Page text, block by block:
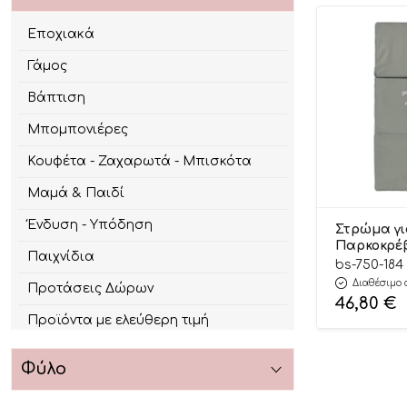
Εποχιακά
Γάμος
Βάπτιση
Μπομπονιέρες
Κουφέτα - Ζαχαρωτά - Μπισκότα
Μαμά & Παιδί
Ένδυση - Υπόδηση
Παιχνίδια
Προτάσεις Δώρων
Προϊόντα με ελεύθερη τιμή
Φύλο
Στρώμα
(120x60cm)
Stars
bs-750-184
Διαθέσιμο
46,80 €